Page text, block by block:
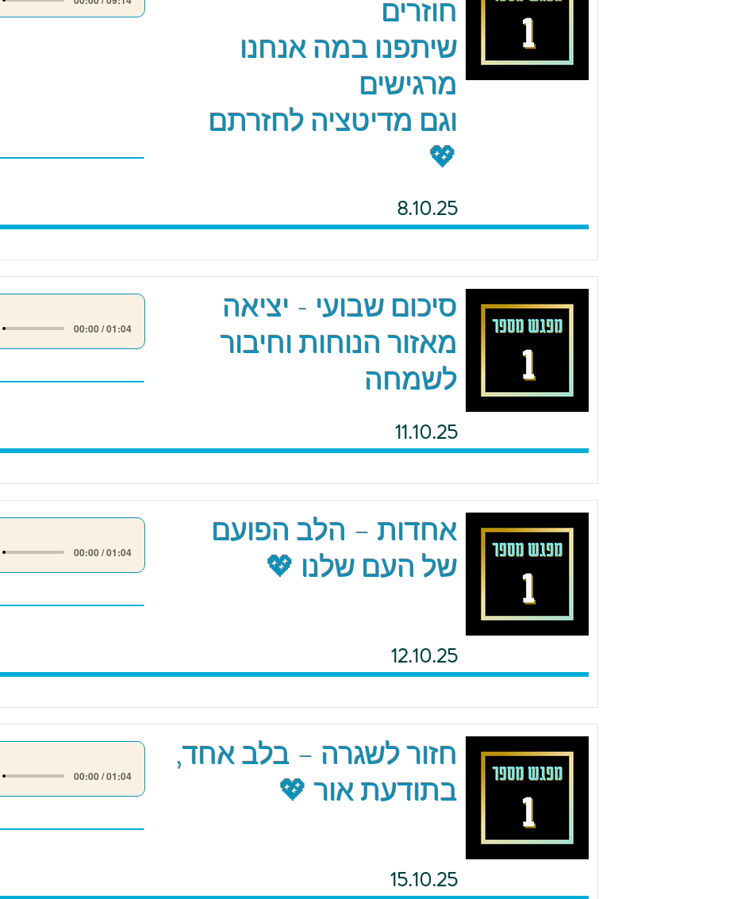
חוזרים
שיתפנו במה אנחנו
מרגישים
וגם מדיטציה לחזרתם
💖
8.10.25
00:00 / 01:04
סיכום שבועי - יציאה
מאזור הנוחות וחיבור
לשמחה
11.10.25
00:00 / 01:04
אחדות – הלב הפועם
של העם שלנו 💖
12.10.25
00:00 / 01:04
חזור לשגרה – בלב אחד,
בתודעת אור 💖
15.10.25